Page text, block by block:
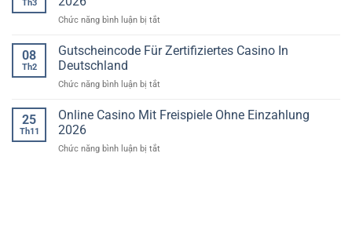
hiện
giấy
xe
giả
TÔ
HCM
Th3
Chức năng bình luận bị tắt
Slots
Ohne
2026
08
Th2
Gutscheincode Für Zertifiziertes Casino In
Deutschland
Chức năng bình luận bị tắt
Für
Zertifiziertes
In
25
Th11
Online Casino Mit Freispiele Ohne Einzahlung
2026
Chức năng bình luận bị tắt